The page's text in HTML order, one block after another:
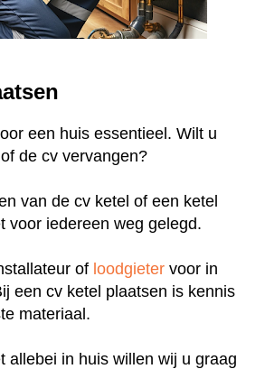
een huis essentieel. Wilt u
de cv vervangen?
van de cv ketel of een ketel
voor iedereen weg gelegd.
of loodgieter voor in
een cv ketel plaatsen is kennis
materiaal.
allebei in huis willen wij u graag